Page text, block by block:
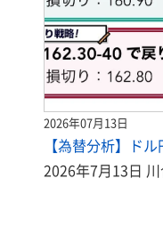
2026年07月13日
【為替分析】ド
2026年7月13日